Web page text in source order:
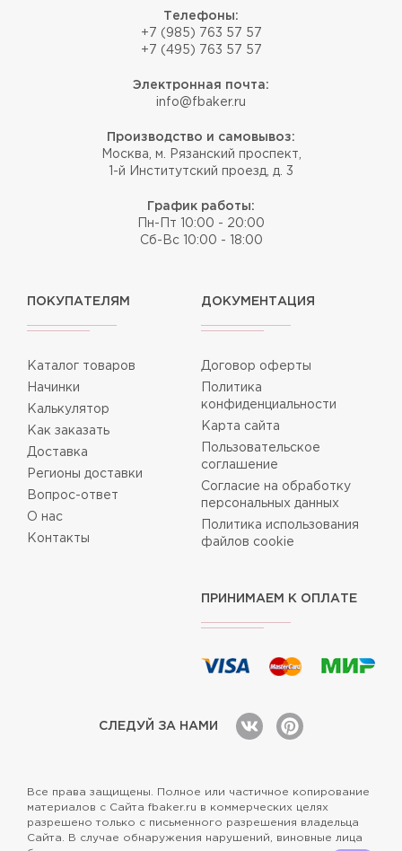
Телефоны:
+7 (985) 763 57 57
+7 (495) 763 57 57
Электронная почта:
info@fbaker.ru
Производство и самовывоз:
Москва, м. Рязанский проспект,
1-й Институтский проезд, д. 3
График работы:
Пн-Пт 10:00 - 20:00
Сб-Вс 10:00 - 18:00
ПОКУПАТЕЛЯМ
Каталог товаров
Начинки
Калькулятор
Как заказать
Доставка
Регионы доставки
Вопрос-ответ
О нас
Контакты
ДОКУМЕНТАЦИЯ
Договор оферты
Политика
конфиденциальности
Карта сайта
Пользовательское
соглашение
Согласие на обработку
персональных данных
Политика использования
файлов cookie
ПРИНИМАЕМ К ОПЛАТЕ
СЛЕДУЙ ЗА НАМИ
Все права защищены. Полное или частичное копирование
материалов с Сайта fbaker.ru в коммерческих целях
разрешено только с письменного разрешения владельца
Сайта. В случае обнаружения нарушений, виновные лица